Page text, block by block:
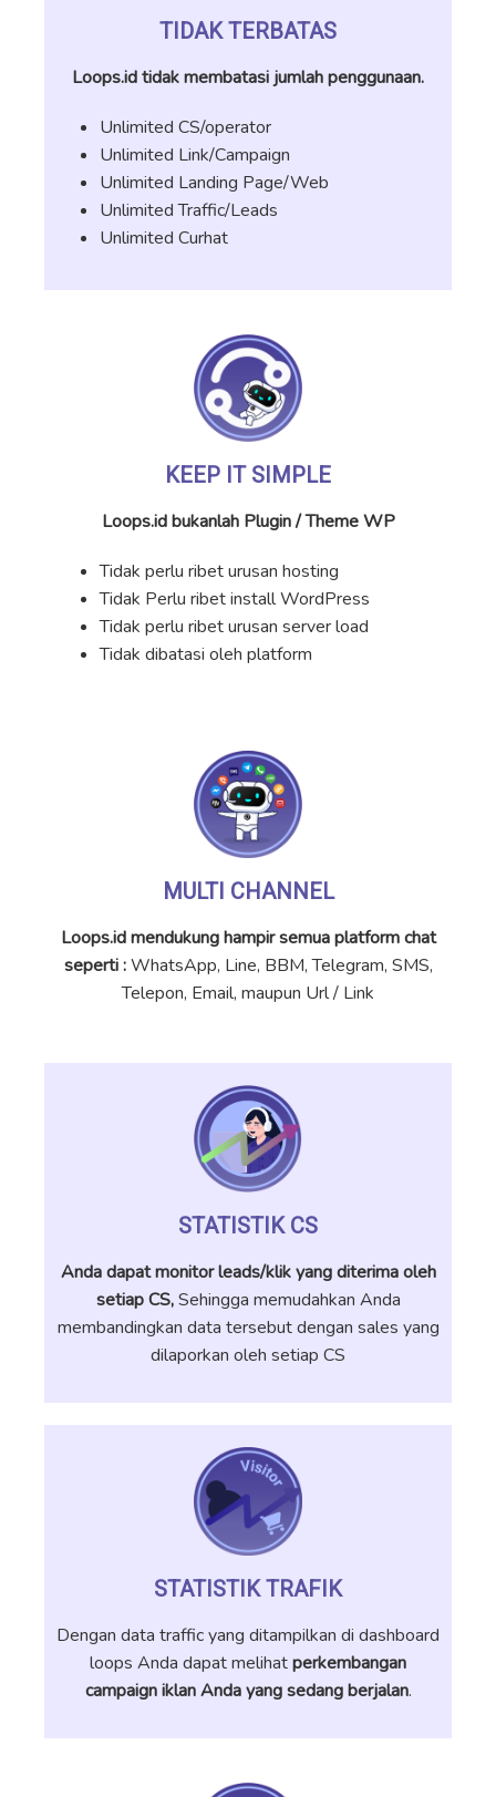
TIDAK TERBATAS
Loops.id tidak membatasi jumlah penggunaan.
Unlimited CS/operator
Unlimited Link/Campaign
Unlimited Landing Page/Web
Unlimited Traffic/Leads
Unlimited Curhat
KEEP IT SIMPLE
Loops.id bukanlah Plugin / Theme WP
Tidak perlu ribet urusan hosting
Tidak Perlu ribet install WordPress
Tidak perlu ribet urusan server load
Tidak dibatasi oleh platform
MULTI CHANNEL
Loops.id mendukung hampir semua platform chat
seperti :WhatsApp, Line, BBM, Telegram, SMS,
Telepon, Email, maupun Url / Link
STATISTIK CS
Anda dapat monitor leads/klik yang diterima oleh
setiap CS,Sehingga memudahkan Anda
membandingkan data tersebut dengan sales yang
dilaporkan oleh setiap CS
STATISTIK TRAFIK
Dengan data traffic yang ditampilkan di dashboard
loops Anda dapat melihatperkembangan
campaign iklan Anda yang sedang berjalan.